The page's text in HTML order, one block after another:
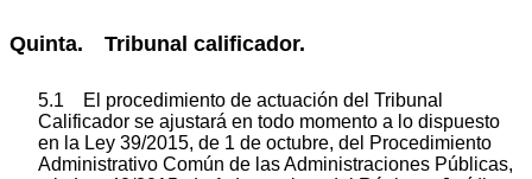
Quinta. Tribunal calificador.
5.1 El procedimiento de actuación del Tribunal
Calificador se ajustará en todo momento a lo dispuesto
en la Ley 39/2015, de 1 de octubre, del Procedimiento
Administrativo Común de las Administraciones Públicas,